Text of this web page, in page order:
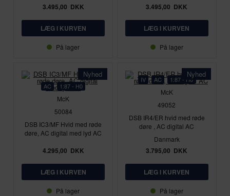
3.495,00 DKK
På lager
3.495,00 DKK
På lager
Nyhed
AC 1:87 - H0
McK
50084
DSB IC3/MF Hvid med røde
døre, AC digital med lyd AC
4.295,00 DKK
På lager
Nyhed
IV AC 1:87 - H0
McK
49052
DSB IR4/ER hvid med røde
døre , AC digital AC
Danmark
3.795,00 DKK
På lager